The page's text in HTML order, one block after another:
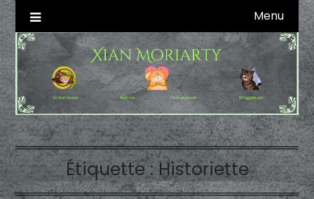
Skip
to
content
Xian Moriarty
Autrice SFFF & Blogueuse & Streameuse Menu
Étiquette :Historiette